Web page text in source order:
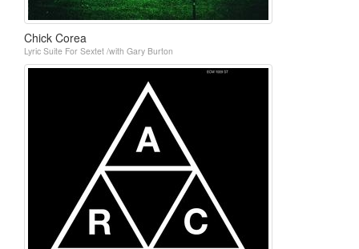
Chick Corea
Lyric Suite For Sextet /with Gary Burton